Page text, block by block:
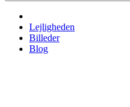
Lejligheden
Billeder
Blog